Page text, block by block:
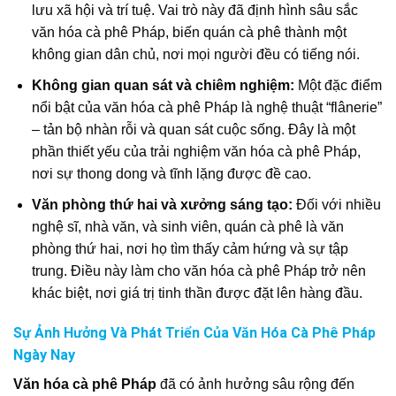
lưu xã hội và trí tuệ. Vai trò này đã định hình sâu sắc
văn hóa cà phê Pháp, biến quán cà phê thành một
không gian dân chủ, nơi mọi người đều có tiếng nói.
Không gian quan sát và chiêm nghiệm: Một đặc điểm
nổi bật của văn hóa cà phê Pháp là nghệ thuật “flânerie”
– tản bộ nhàn rỗi và quan sát cuộc sống. Đây là một
phần thiết yếu của trải nghiệm văn hóa cà phê Pháp,
nơi sự thong dong và tĩnh lặng được đề cao.
Văn phòng thứ hai và xưởng sáng tạo: Đối với nhiều
nghệ sĩ, nhà văn, và sinh viên, quán cà phê là văn
phòng thứ hai, nơi họ tìm thấy cảm hứng và sự tập
trung. Điều này làm cho văn hóa cà phê Pháp trở nên
khác biệt, nơi giá trị tinh thần được đặt lên hàng đầu.
Sự Ảnh Hưởng Và Phát Triển Của Văn Hóa Cà Phê Pháp
Ngày Nay
Văn hóa cà phê Pháp đã có ảnh hưởng sâu rộng đến